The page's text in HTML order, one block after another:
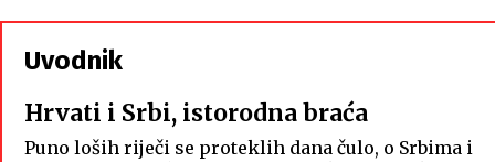
Uvodnik
Hrvati i Srbi, istorodna braća
Puno loših riječi se proteklih dana čulo, o Srbima i